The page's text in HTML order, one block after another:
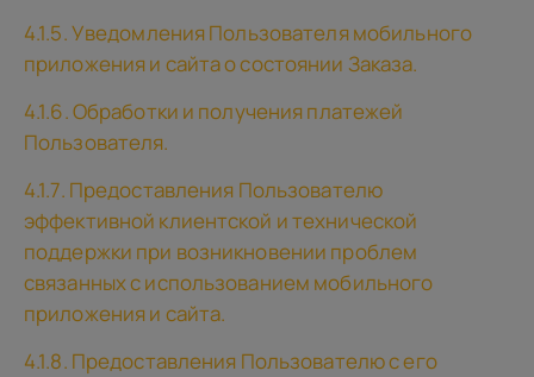
4.1.5. Уведомления Пользователя мобильного
приложения и сайта о состоянии Заказа.
4.1.6. Обработки и получения платежей
Пользователя.
4.1.7. Предоставления Пользователю
эффективной клиентской и технической
поддержки при возникновении проблем
связанных с использованием мобильного
приложения и сайта.
4.1.8. Предоставления Пользователю с его